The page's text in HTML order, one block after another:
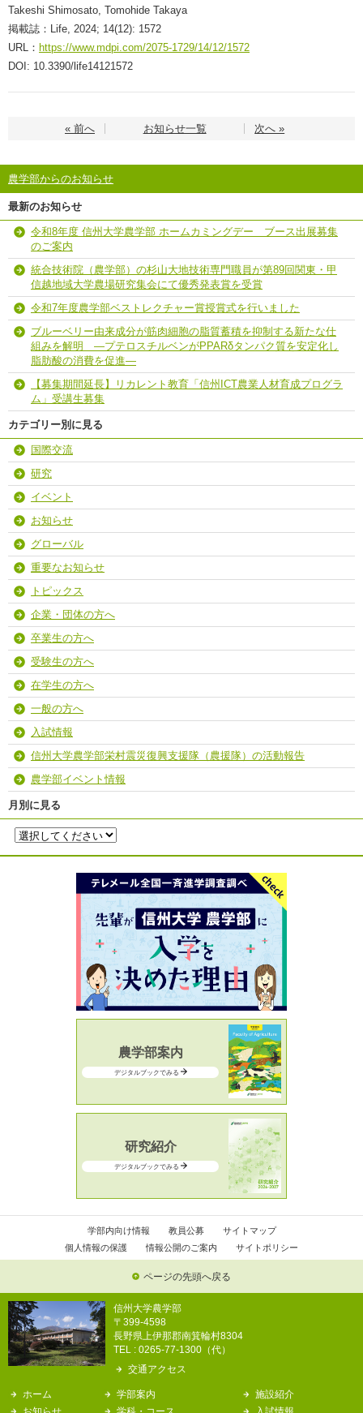
Takeshi Shimosato, Tomohide Takaya
掲載誌：Life, 2024; 14(12): 1572
URL： https://www.mdpi.com/2075-1729/14/12/1572
DOI: 10.3390/life14121572
« 前へ お知らせ一覧 次へ »
農学部からのお知らせ
最新のお知らせ
令和8年度 信州大学農学部 ホームカミングデー ブース出展募集
のご案内
統合技術院（農学部）の杉山大地技術専門職員が第89回関東・甲
信越地域大学農場研究集会にて優秀発表賞を受賞
令和7年度農学部ベストレクチャー賞授賞式を行いました
ブルーベリー由来成分が筋肉細胞の脂質蓄積を抑制する新たな仕
組みを解明 ―プテロスチルベンがPPARδタンパク質を安定化し
脂肪酸の消費を促進―
【募集期間延長】リカレント教育「信州ICT農業人材育成プログラ
ム」受講生募集
カテゴリー別に見る
国際交流
研究
イベント
お知らせ
グローバル
重要なお知らせ
トピックス
企業・団体の方へ
卒業生の方へ
受験生の方へ
在学生の方へ
一般の方へ
入試情報
信州大学農学部栄村震災復興支援隊（農援隊）の活動報告
農学部イベント情報
月別に見る
農学部案内
デジタルブックでみる
研究紹介
デジタルブックでみる
学部内向け情報 教員公募
サイトマップ
個人情報の保護
情報公開のご案内 サイトポリシー
ページの先頭へ戻る
信州大学農学部
〒399-4598
長野県上伊那郡南箕輪村8304
TEL : 0265-77-1300（代）
交通アクセス
ホーム
お知らせ
学部案内
学科・コース
施設紹介
入試情報